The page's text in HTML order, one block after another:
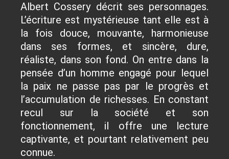
Albert Cossery décrit ses personnages.
L’écriture est mystérieuse tant elle est à
la fois douce, mouvante, harmonieuse
dans ses formes, et sincère, dure,
réaliste, dans son fond. On entre dans la
pensée d’un homme engagé pour lequel
la paix ne passe pas par le progrès et
l’accumulation de richesses. En constant
recul sur la société et son
fonctionnement, il offre une lecture
captivante, et pourtant relativement peu
connue.